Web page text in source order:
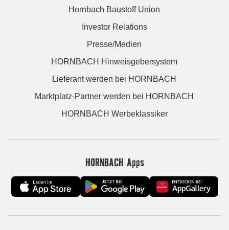
Hornbach Baustoff Union
Investor Relations
Presse/Medien
HORNBACH Hinweisgebersystem
Lieferant werden bei HORNBACH
Marktplatz-Partner werden bei HORNBACH
HORNBACH Werbeklassiker
HORNBACH Apps